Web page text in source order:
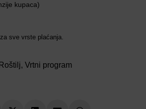
kupaca)
sve vrste plaćanja.
Roštilj, Vrtni program